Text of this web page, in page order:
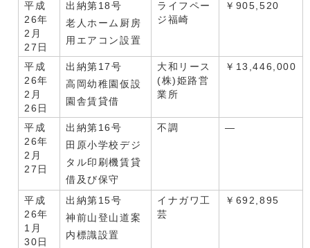
平成
26年
2月
27日
出納第18号
老人ホーム厨房
用エアコン設置
ライフペー
ジ福崎
￥905,520
平成
26年
2月
26日
出納第17号
高岡幼稚園仮設
園舎賃貸借
大和リース
(株)姫路営
業所
￥13,446,000
平成
26年
2月
27日
出納第16号
田原小学校デジ
タル印刷機賃貸
借及び保守
不調 ―
平成
26年
1月
30日
出納第15号
神前山登山道案
内標識設置
イナガワ工
芸
￥692,895